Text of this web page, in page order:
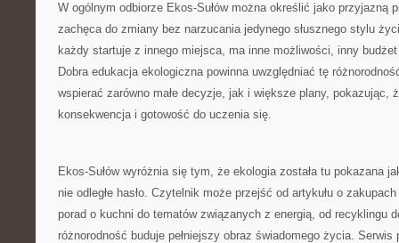
W ogólnym odbiorze Ekos-Sułów można określić jako przyjazną
zachęca do zmiany bez narzucania jedynego słusznego stylu
każdy startuje z innego miejsca, ma inne możliwości, inny
Dobra edukacja ekologiczna powinna uwzględniać tę
wspierać zarówno małe decyzje, jak i większe plany, pokazując,
konsekwencja i gotowość do uczenia się.
Ekos-Sułów wyróżnia się tym, że ekologia została tu pokazana
nie odległe hasło. Czytelnik może przejść od artykułu o
porad o kuchni do tematów związanych z energią, od recyklingu
różnorodność buduje pełniejszy obraz świadomego życia.